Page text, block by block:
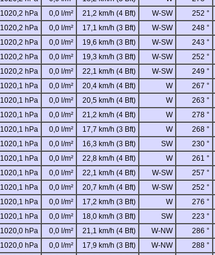
1020,2 hPa 0,0 l/m² 21,2 km/h (4 Bft) W-SW 252 °
1020,2 hPa 0,0 l/m² 17,1 km/h (3 Bft) W-SW 248 °
1020,2 hPa 0,0 l/m² 19,6 km/h (3 Bft) W-SW 243 °
1020,2 hPa 0,0 l/m² 19,3 km/h (3 Bft) W-SW 252 °
1020,2 hPa 0,0 l/m² 22,1 km/h (4 Bft) W-SW 249 °
1020,1 hPa 0,0 l/m² 20,4 km/h (4 Bft) W 267 °
1020,1 hPa 0,0 l/m² 20,5 km/h (4 Bft) W 263 °
1020,1 hPa 0,0 l/m² 21,2 km/h (4 Bft) W 278 °
1020,1 hPa 0,0 l/m² 17,7 km/h (3 Bft) W 268 °
1020,1 hPa 0,0 l/m² 16,3 km/h (3 Bft) SW 230 °
1020,1 hPa 0,0 l/m² 22,8 km/h (4 Bft) W 261 °
1020,1 hPa 0,0 l/m² 22,1 km/h (4 Bft) W-SW 257 °
1020,1 hPa 0,0 l/m² 20,7 km/h (4 Bft) W-SW 252 °
1020,1 hPa 0,0 l/m² 17,2 km/h (3 Bft) W 276 °
1020,1 hPa 0,0 l/m² 18,0 km/h (3 Bft) SW 223 °
1020,0 hPa 0,0 l/m² 21,1 km/h (4 Bft) W-NW 286 °
1020,0 hPa 0,0 l/m² 17,9 km/h (3 Bft) W-NW 288 °